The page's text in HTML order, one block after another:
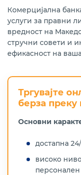
Комерцијална
услуги за правни
вредност на
стручни совети и
ефикасност на
Тргувајте
берза преку
Основни
достапна
високо